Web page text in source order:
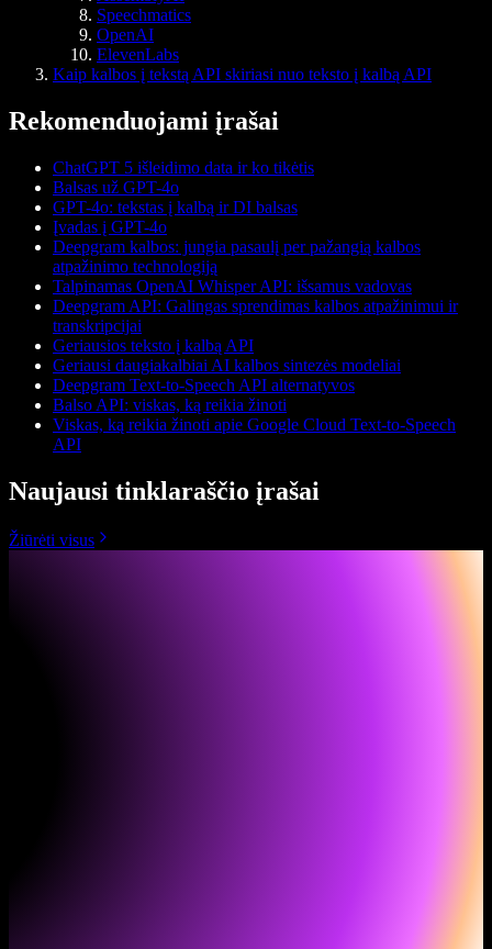
Speechmatics
OpenAI
ElevenLabs
Kaip kalbos į tekstą API skiriasi nuo teksto į kalbą API
Rekomenduojami įrašai
ChatGPT 5 išleidimo data ir ko tikėtis
Balsas už GPT-4o
GPT-4o: tekstas į kalbą ir DI balsas
Įvadas į GPT-4o
Deepgram kalbos: jungia pasaulį per pažangią kalbos
atpažinimo technologiją
Talpinamas OpenAI Whisper API: išsamus vadovas
Deepgram API: Galingas sprendimas kalbos atpažinimui ir
transkripcijai
Geriausios teksto į kalbą API
Geriausi daugiakalbiai AI kalbos sintezės modeliai
Deepgram Text-to-Speech API alternatyvos
Balso API: viskas, ką reikia žinoti
Viskas, ką reikia žinoti apie Google Cloud Text-to-Speech
API
Naujausi tinklaraščio įrašai
Žiūrėti visus